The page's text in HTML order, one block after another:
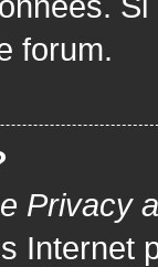
forum.
Privacy
Internet